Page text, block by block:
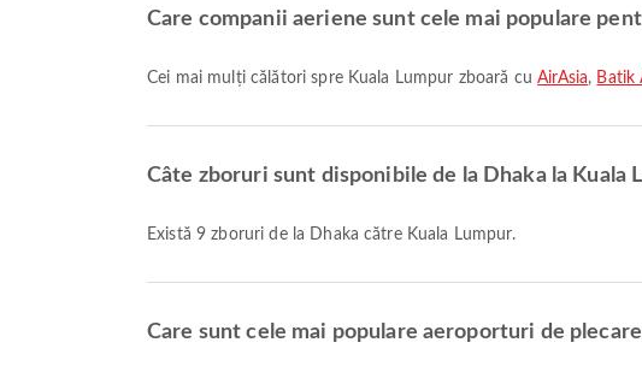
Care companii aeriene sunt cele mai populare
Cei mai mulți călători spre Kuala Lumpur zboară cuAirAsia, Batik
Câte zboruri sunt disponibile de la Dhaka la Kuala
Există 9 zboruri de la Dhaka către Kuala Lumpur.
Care sunt cele mai populare aeroporturi de